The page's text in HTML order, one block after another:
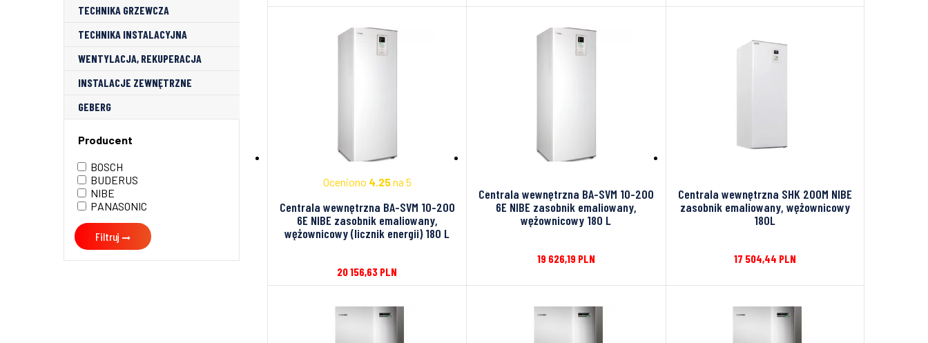
TECHNIKA GRZEWCZA
TECHNIKA INSTALACYJNA
WENTYLACJA, REKUPERACJA
INSTALACJE ZEWNĘTRZNE
GEBERG
Producent
BOSCH
BUDERUS
NIBE
PANASONIC
Filtruj
Oceniono 4.25na 5
Centrala wewnętrzna BA-SVM 10-200
6E NIBE zasobnik emaliowany,
wężownicowy (licznik energii) 180 L
20 156,63 PLN
Centrala wewnętrzna BA-SVM 10-200
6E NIBE zasobnik emaliowany,
wężownicowy 180 L
19 626,19 PLN
Centrala wewnętrzna SHK 200M NIBE
zasobnik emaliowany, wężownicowy
180L
17 504,44 PLN